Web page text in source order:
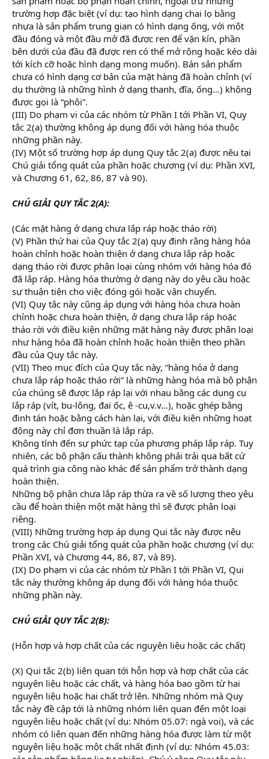
trường hợp đặc biệt (ví dụ: tạo hình dạng chai lọ bằng
nhựa là sản phẩm trung gian có hình dạng ống, với một
đầu đóng và một đầu mở đã được ren để vặn kín, phần
bên dưới của đầu đã được ren có thể mở rộng hoặc kéo dài
tới kích cỡ hoặc hình dạng mong muốn). Bán sản phẩm
chưa có hình dạng cơ bản của mặt hàng đã hoàn chỉnh (ví
dụ thường là những hình ở dạng thanh, đĩa, ống…) không
được gọi là “phôi”.
(III) Do phạm vi của các nhóm từ Phần I tới Phần VI, Quy
tắc 2(a) thường không áp dụng đối với hàng hóa thuộc
những phần này.
(IV) Một số trường hợp áp dụng Quy tắc 2(a) được nêu tại
Chú giải tổng quát của phần hoặc chương (ví dụ: Phần XVI,
và Chương 61, 62, 86, 87 và 90).
CHÚ GIẢI QUY TẮC 2(A):
(Các mặt hàng ở dạng chưa lắp ráp hoặc tháo rời)
(V) Phần thứ hai của Quy tắc 2(a) quy định rằng hàng hóa
hoàn chỉnh hoặc hoàn thiện ở dạng chưa lắp ráp hoặc
dạng tháo rời được phân loại cùng nhóm với hàng hóa đó
đã lắp ráp. Hàng hóa thường ở dạng này do yêu cầu hoặc
sự thuận tiện cho việc đóng gói hoặc vận chuyển.
(VI) Quy tắc này cũng áp dụng với hàng hóa chưa hoàn
chỉnh hoặc chưa hoàn thiện, ở dạng chưa lắp ráp hoặc
tháo rời với điều kiện những mặt hàng này được phân loại
như hàng hóa đã hoàn chỉnh hoặc hoàn thiện theo phần
đầu của Quy tắc này.
(VII) Theo mục đích của Quy tắc này, “hàng hóa ở dạng
chưa lắp ráp hoặc tháo rời” là những hàng hóa mà bộ phận
của chúng sẽ được lắp ráp lại với nhau bằng các dụng cụ
lắp ráp (vít, bu-lông, đai ốc, ê -cu,v.v…), hoặc ghép bằng
đinh tán hoặc bằng cách hàn lại, với điều kiện những hoạt
động này chỉ đơn thuần là lắp ráp.
Không tính đến sự phức tạp của phương pháp lắp ráp. Tuy
nhiên, các bộ phận cấu thành không phải trải qua bất cứ
quá trình gia công nào khác để sản phẩm trở thành dạng
hoàn thiện.
Những bộ phận chưa lắp ráp thừa ra về số lượng theo yêu
cầu để hoàn thiện một mặt hàng thì sẽ được phân loại
riêng.
(VIII) Những trường hợp áp dụng Qui tắc này được nêu
trong các Chú giải tổng quát của phần hoặc chương (ví dụ:
Phần XVI, và Chương 44, 86, 87, và 89).
(IX) Do phạm vi của các nhóm từ Phần I tới Phần VI, Qui
tắc này thường không áp dụng đối với hàng hóa thuộc
những phần này.
CHÚ GIẢI QUY TẮC 2(B):
(Hỗn hợp và hợp chất của các nguyên liệu hoặc các chất)
(X) Qui tắc 2(b) liên quan tới hỗn hợp và hợp chất của các
nguyên liệu hoặc các chất, và hàng hóa bao gồm từ hai
nguyên liệu hoặc hai chất trở lên. Những nhóm mà Quy
tắc này đề cập tới là những nhóm liên quan đến một loại
nguyên liệu hoặc chất (ví dụ: Nhóm 05.07: ngà voi), và các
nhóm có liên quan đến những hàng hóa được làm từ một
nguyên liệu hoặc một chất nhất định (ví dụ: Nhóm 45.03: